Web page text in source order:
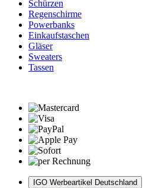
Schürzen
Regenschirme
Powerbanks
Einkaufstaschen
Gläser
Sweaters
Tassen
IGO Werbeartikel Deutschland